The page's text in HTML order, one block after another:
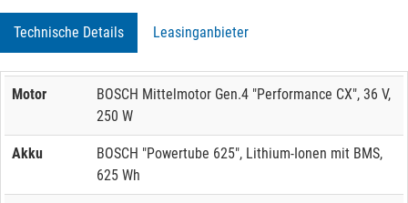
Technische Details Leasinganbieter
Motor
BOSCH Mittelmotor Gen.4 "Performance CX", 36 V,
250 W
Akku
BOSCH "Powertube 625", Lithium-Ionen mit BMS,
625 Wh